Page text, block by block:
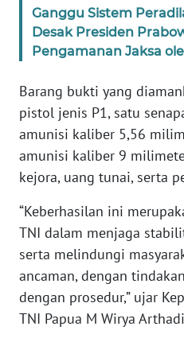
Ganggu Sistem
Desak Presiden
Pengamanan Jaksa
Barang bukti yang
pistol jenis P1, satu
amunisi kaliber 5,56
amunisi kaliber 9
kejora, uang tunai, serta
“Keberhasilan ini
TNI dalam menjaga
serta melindungi
ancaman, dengan
dengan prosedur,” ujar
TNI Papua M Wirya
WN
NTT
WN
KEPRI
WN
PAPUA
WN
PAPUA
BARAT
WN
RIAU